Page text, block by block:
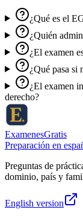
¿Qué es el
¿Quién
¿El examen
¿Qué pasa si
¿El examen
derecho?
ExamenesGratis
Preparación en
Preguntas de
dominio, país y
English version